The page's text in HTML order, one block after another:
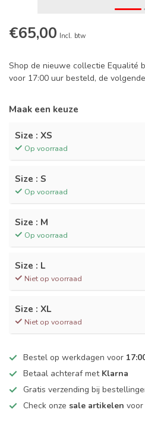
€65,00 Incl. btw
Shop de nieuwe collectie Equalité
voor 17:00 uur besteld, de
Maak een keuze
Size : XS
Op voorraad
Size : S
Op voorraad
Size : M
Op voorraad
Size : L
Niet op voorraad
Size : XL
Niet op voorraad
Bestel op werkdagen voor
Betaal achteraf met Klarna
Gratis verzending bij
Check onze sale artikelen